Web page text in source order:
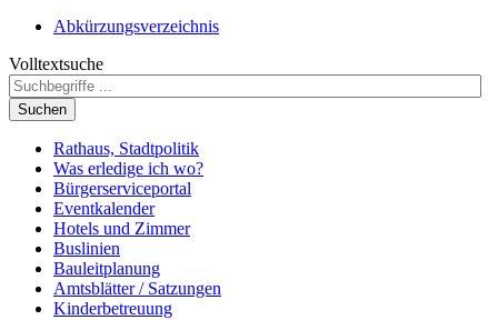
Abkürzungsverzeichnis
Volltextsuche
Suchen
Rathaus, Stadtpolitik
Was erledige ich wo?
Bürgerserviceportal
Eventkalender
Hotels und Zimmer
Buslinien
Bauleitplanung
Amtsblätter / Satzungen
Kinderbetreuung